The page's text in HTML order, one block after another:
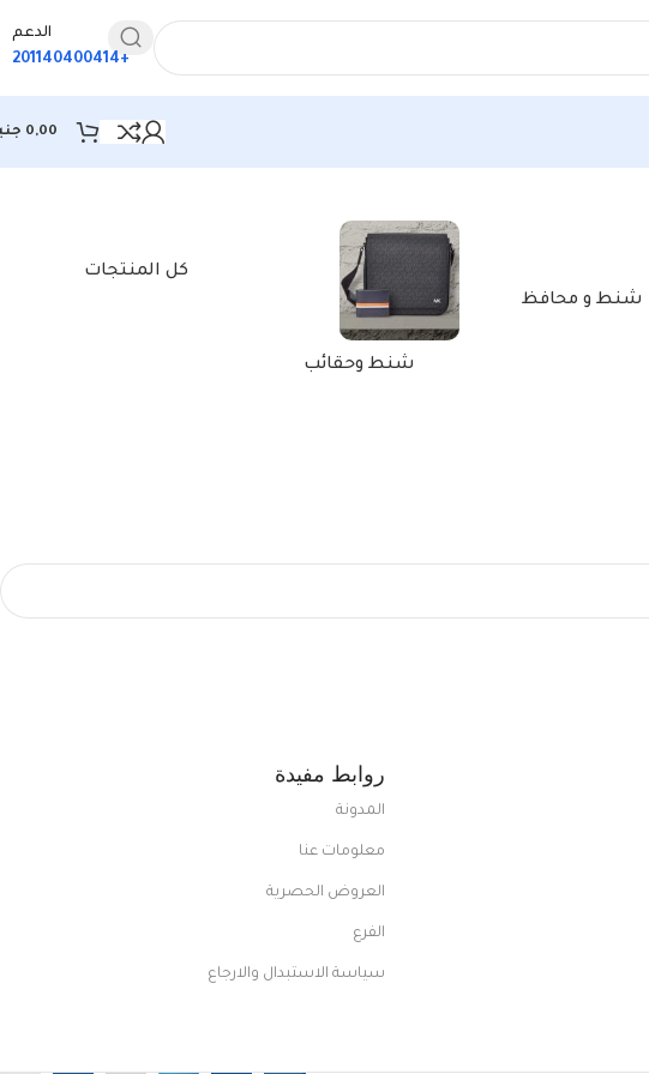
الدعم
+201140400414
0,00
شنط و محافظ
شنط وحقائب
كل المنتجات
روابط مفيدة
المدونة
معلومات عنا
العروض الحصرية
الفرع
سياسة الاستبدال والارجاع